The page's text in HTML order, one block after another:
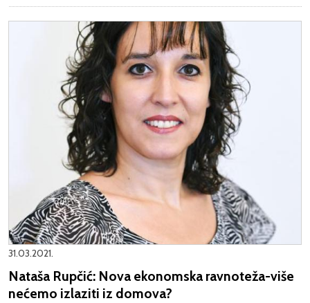
31.03.2021.
Nataša Rupčić: Nova ekonomska ravnoteža-više
nećemo izlaziti iz domova?